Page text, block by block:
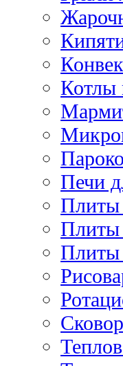
Котлы
Печи
Плиты
Плиты
Плиты